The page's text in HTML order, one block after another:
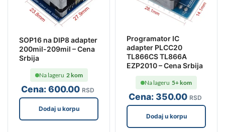
SOP16 na DIP8 adapter
200mil-209mil – Cena
Srbija
Cena:600.00 RSD
Na lageru 2 kom
Dodaj u korpu
Programator IC
adapter PLCC20
TL866CS TL866A
EZP2010 – Cena Srbija
Cena:350.00 RSD
Na lageru 5+ kom
Dodaj u korpu